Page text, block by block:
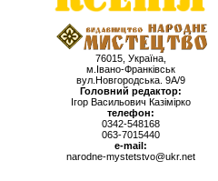
76015, Україна,
м.Івано-Франківськ
вул.Новгородська. 9А/9
Головний редактор:
Ігор Васильович Казімірко
телефон:
0342-548168
063-7015440
e-mail:
narodne-mystetstvo@ukr.net